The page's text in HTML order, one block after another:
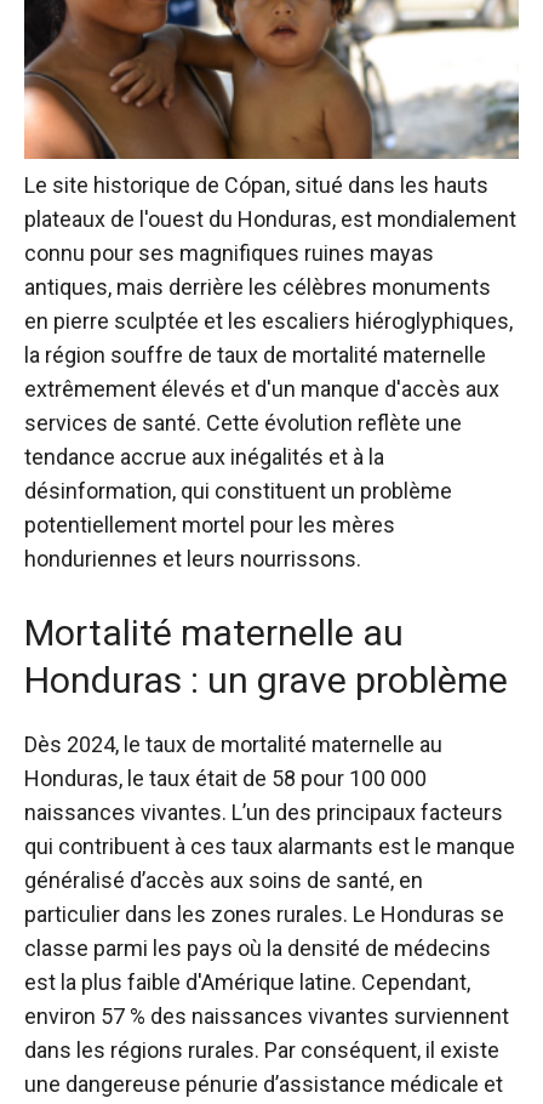
Le site historique de Cópan, situé dans les hauts
plateaux de l'ouest du Honduras, est mondialement
connu pour ses magnifiques ruines mayas
antiques, mais derrière les célèbres monuments
en pierre sculptée et les escaliers hiéroglyphiques,
la région souffre de taux de mortalité maternelle
extrêmement élevés et d'un manque d'accès aux
services de santé. Cette évolution reflète une
tendance accrue aux inégalités et à la
désinformation, qui constituent un problème
potentiellement mortel pour les mères
honduriennes et leurs nourrissons.
Mortalité maternelle au
Honduras : un grave problème
Dès 2024, le taux de mortalité maternelle au
Honduras, le taux était de 58 pour 100 000
naissances vivantes. L’un des principaux facteurs
qui contribuent à ces taux alarmants est le manque
généralisé d’accès aux soins de santé, en
particulier dans les zones rurales. Le Honduras se
classe parmi les pays où la densité de médecins
est la plus faible d'Amérique latine. Cependant,
environ 57 % des naissances vivantes surviennent
dans les régions rurales. Par conséquent, il existe
une dangereuse pénurie d’assistance médicale et